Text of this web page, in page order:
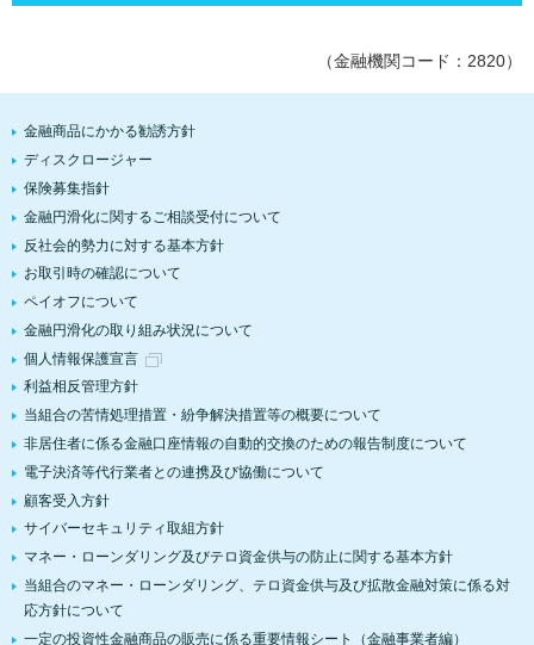
（金融機関コード：2820）
金融商品にかかる勧誘方針
ディスクロージャー
保険募集指針
金融円滑化に関するご相談受付について
反社会的勢力に対する基本方針
お取引時の確認について
ペイオフについて
金融円滑化の取り組み状況について
個人情報保護宣言
利益相反管理方針
当組合の苦情処理措置・紛争解決措置等の概要について
非居住者に係る金融口座情報の自動的交換のための報告制度について
電子決済等代行業者との連携及び協働について
顧客受入方針
サイバーセキュリティ取組方針
マネー・ローンダリング及びテロ資金供与の防止に関する基本方針
当組合のマネー・ローンダリング、テロ資金供与及び拡散金融対策に係る対
応方針について
一定の投資性金融商品の販売に係る重要情報シート（金融事業者編）